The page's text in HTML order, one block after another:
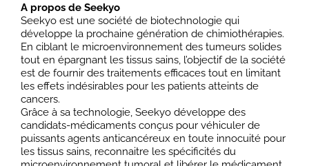
A propos de Seekyo
Seekyo est une société de biotechnologie qui
développe la prochaine génération de chimiothérapies.
En ciblant le microenvironnement des tumeurs solides
tout en épargnant les tissus sains, l’objectif de la société
est de fournir des traitements efficaces tout en limitant
les effets indésirables pour les patients atteints de
cancers.
Grâce à sa technologie, Seekyo développe des
candidats-médicaments conçus pour véhiculer de
puissants agents anticancéreux en toute innocuité pour
les tissus sains, reconnaitre les spécificités du